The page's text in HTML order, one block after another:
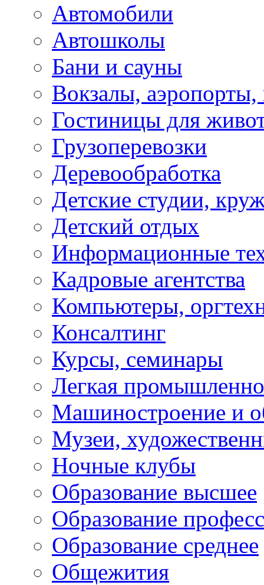
Автомобили
Автошколы
Бани и сауны
Вокзалы,
Гостиницы для
Грузоперевозки
Деревообработка
Детские студии,
Детский отдых
Информационные
Кадровые агентства
Компьютеры,
Консалтинг
Курсы, семинары
Легкая
Машиностроение и
Музеи,
Ночные клубы
Образование высшее
Образование
Образование среднее
Общежития